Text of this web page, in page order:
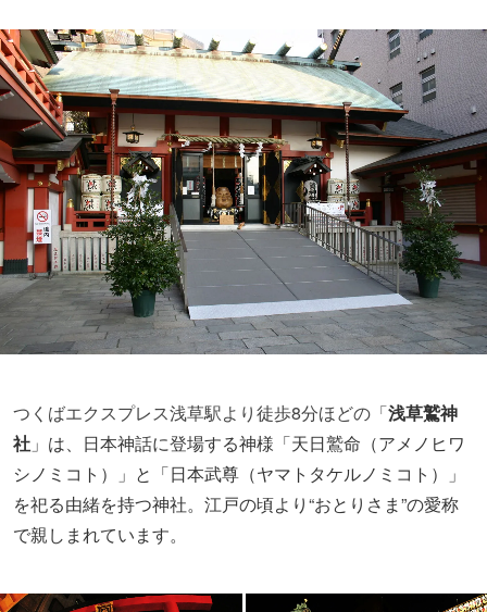
つくばエクスプレス浅草駅より徒歩8分ほどの「浅草鷲神
社 」は、 日本神話に登場する神様「天日鷲命（アメノヒワ
シノミコト）」と「日本武尊（ヤマトタケルノミコト）」
を祀る由緒を持つ神社。江戸の頃より“おとりさま”の愛称
で親しまれています。